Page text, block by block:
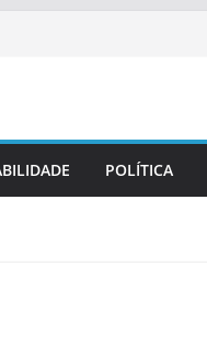
POLÍTICA